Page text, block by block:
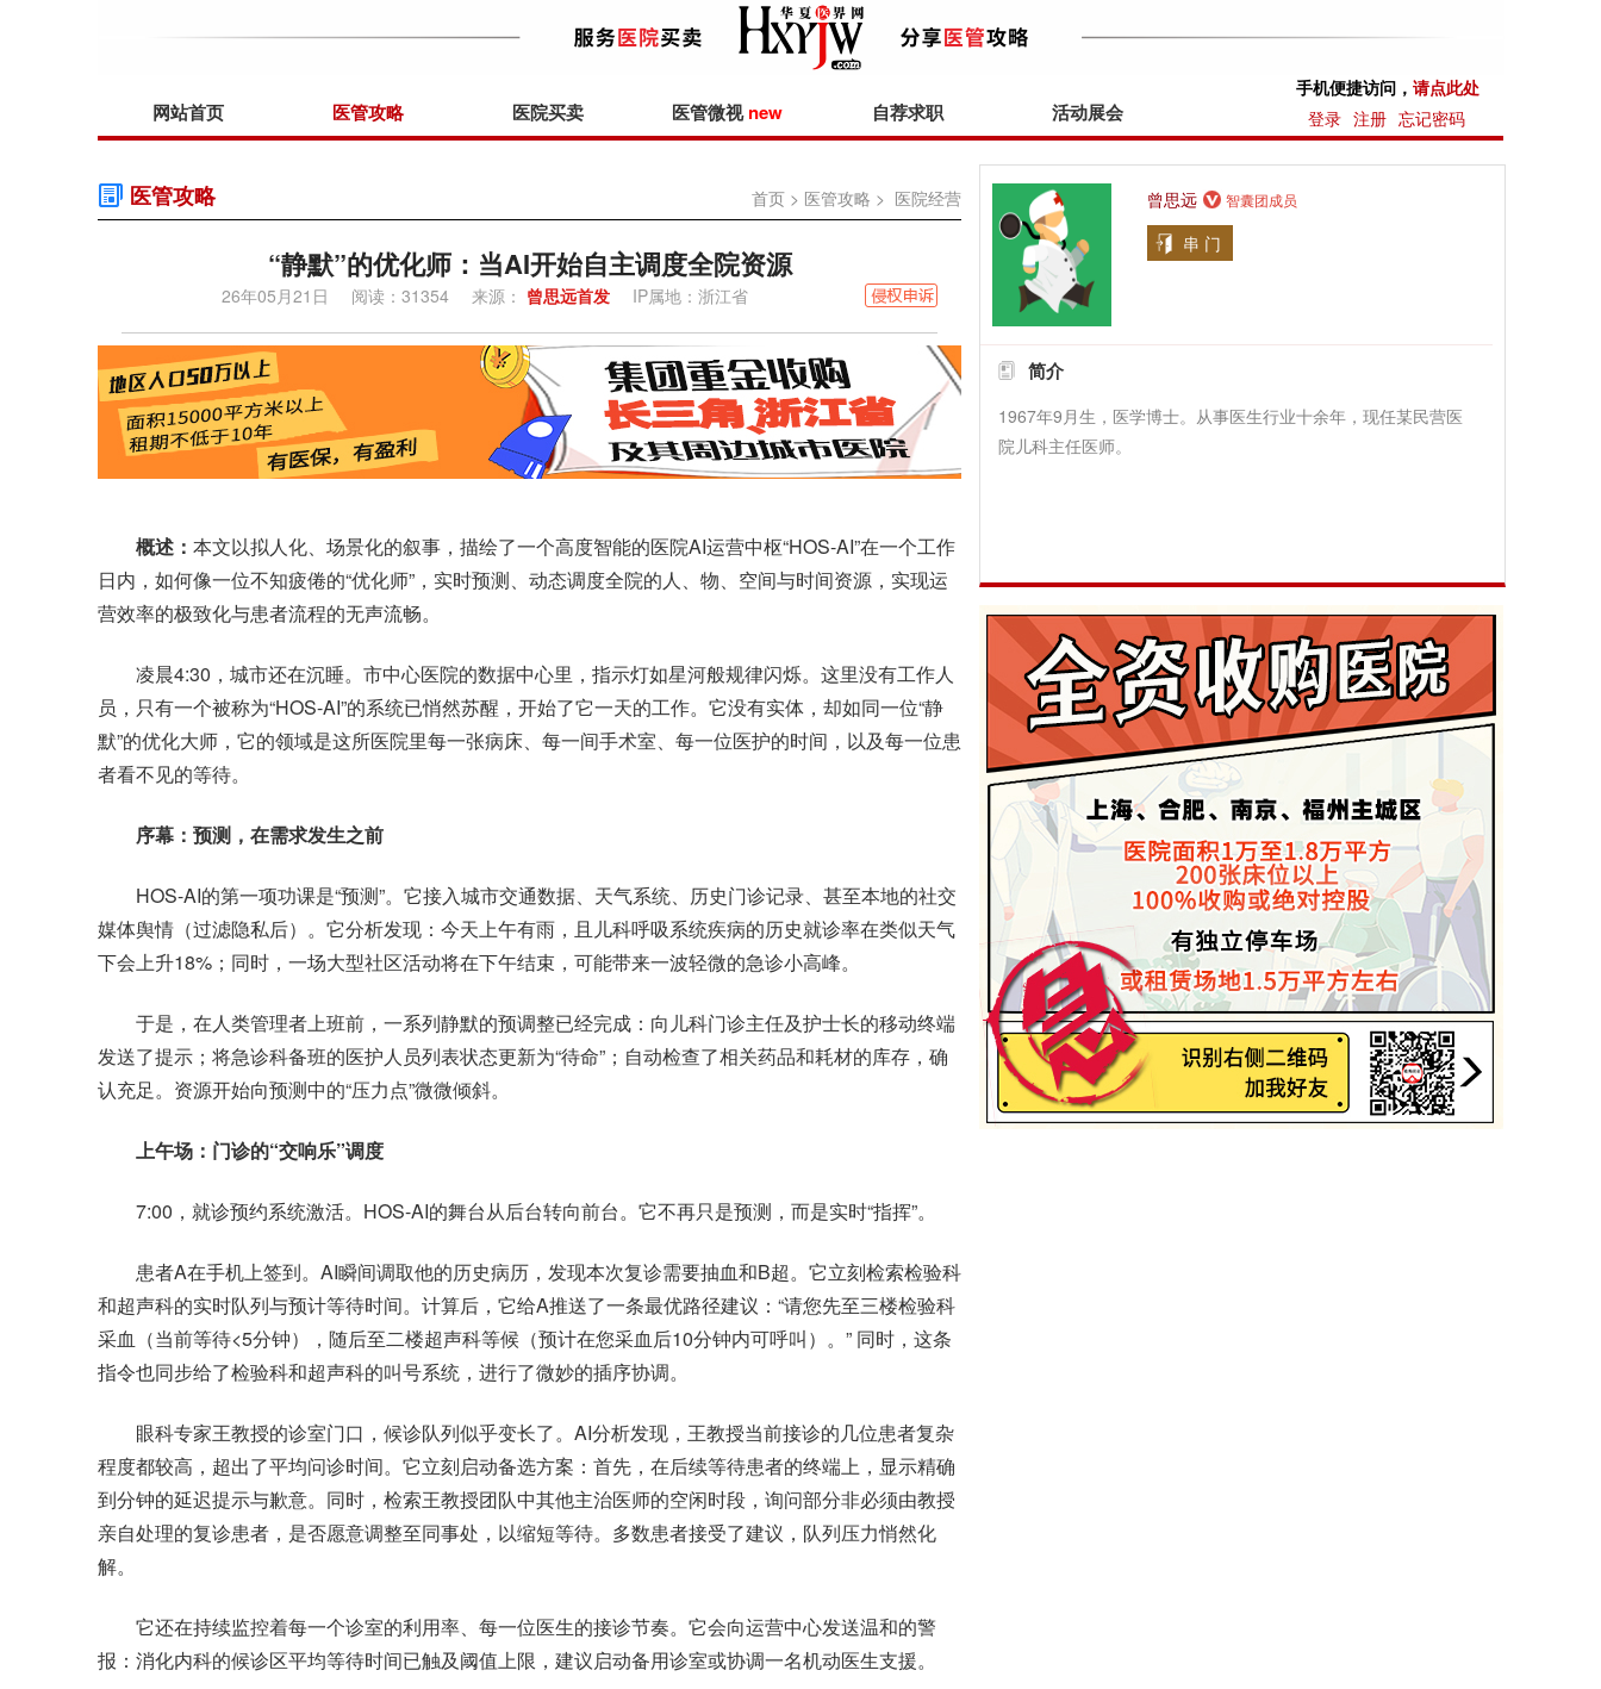
网站首页 医管攻略 医院买卖 医管微视new 自荐求职 活动展会
手机便捷访问， 请点此处
登录 注册 忘记密码
医管攻略 首页 > 医管攻略 > 医院经营
“静默”的优化师：当AI开始自主调度全院资源
26年05月21日 阅读：31354 来源： 曾思远首发 IP属地：浙江省
概述： 本文以拟人化、场景化的叙事，描绘了一个高度智能的医院AI运营中枢“HOS-AI”在一个工作
日内，如何像一位不知疲倦的“优化师”，实时预测、动态调度全院的人、物、空间与时间资源，实现运
营效率的极致化与患者流程的无声流畅。
凌晨4:30，城市还在沉睡。市中心医院的数据中心里，指示灯如星河般规律闪烁。这里没有工作人
员，只有一个被称为“HOS-AI”的系统已悄然苏醒，开始了它一天的工作。它没有实体，却如同一位“静
默”的优化大师，它的领域是这所医院里每一张病床、每一间手术室、每一位医护的时间，以及每一位患
者看不见的等待。
序幕：预测，在需求发生之前
HOS-AI的第一项功课是“预测”。它接入城市交通数据、天气系统、历史门诊记录、甚至本地的社交
媒体舆情（过滤隐私后）。它分析发现：今天上午有雨，且儿科呼吸系统疾病的历史就诊率在类似天气
下会上升18%；同时，一场大型社区活动将在下午结束，可能带来一波轻微的急诊小高峰。
于是，在人类管理者上班前，一系列静默的预调整已经完成：向儿科门诊主任及护士长的移动终端
发送了提示；将急诊科备班的医护人员列表状态更新为“待命”；自动检查了相关药品和耗材的库存，确
认充足。资源开始向预测中的“压力点”微微倾斜。
上午场：门诊的“交响乐”调度
7:00，就诊预约系统激活。HOS-AI的舞台从后台转向前台。它不再只是预测，而是实时“指挥”。
患者A在手机上签到。AI瞬间调取他的历史病历，发现本次复诊需要抽血和B超。它立刻检索检验科
和超声科的实时队列与预计等待时间。计算后，它给A推送了一条最优路径建议：“请您先至三楼检验科
采血（当前等待<5分钟），随后至二楼超声科等候（预计在您采血后10分钟内可呼叫）。” 同时，这条
指令也同步给了检验科和超声科的叫号系统，进行了微妙的插序协调。
眼科专家王教授的诊室门口，候诊队列似乎变长了。AI分析发现，王教授当前接诊的几位患者复杂
程度都较高，超出了平均问诊时间。它立刻启动备选方案：首先，在后续等待患者的终端上，显示精确
到分钟的延迟提示与歉意。同时，检索王教授团队中其他主治医师的空闲时段，询问部分非必须由教授
亲自处理的复诊患者，是否愿意调整至同事处，以缩短等待。多数患者接受了建议，队列压力悄然化
解。
它还在持续监控着每一个诊室的利用率、每一位医生的接诊节奏。它会向运营中心发送温和的警
报：消化内科的候诊区平均等待时间已触及阈值上限，建议启动备用诊室或协调一名机动医生支援。
曾思远 智囊团成员
串 门
简介
1967年9月生，医学博士。从事医生行业十余年，现任某民营医
院儿科主任医师。